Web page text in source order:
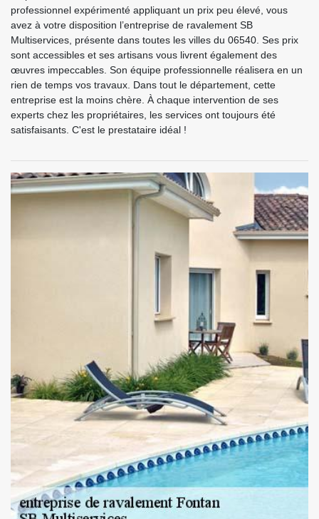
professionnel expérimenté appliquant un prix peu élevé, vous
avez à votre disposition l’entreprise de ravalement SB
Multiservices, présente dans toutes les villes du 06540. Ses prix
sont accessibles et ses artisans vous livrent également des
œuvres impeccables. Son équipe professionnelle réalisera en un
rien de temps vos travaux. Dans tout le département, cette
entreprise est la moins chère. À chaque intervention de ses
experts chez les propriétaires, les services ont toujours été
satisfaisants. C'est le prestataire idéal !